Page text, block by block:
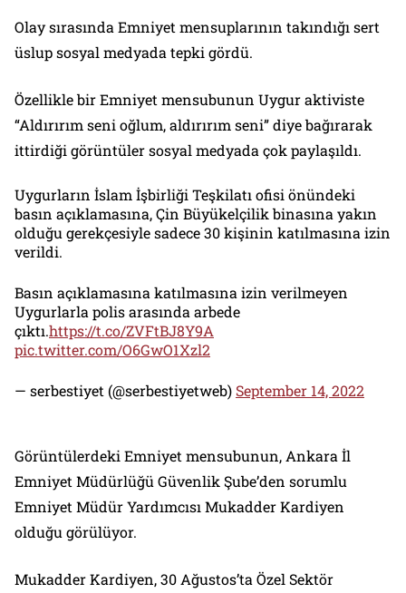
Olay sırasında Emniyet mensuplarının takındığı sert
üslup sosyal medyada tepki gördü.
Özellikle bir Emniyet mensubunun Uygur aktiviste
“Aldırırım seni oğlum, aldırırım seni” diye bağırarak
ittirdiği görüntüler sosyal medyada çok paylaşıldı.
Uygurların İslam İşbirliği Teşkilatı ofisi önündeki
basın açıklamasına, Çin Büyükelçilik binasına yakın
olduğu gerekçesiyle sadece 30 kişinin katılmasına izin
verildi.
Basın açıklamasına katılmasına izin verilmeyen
Uygurlarla polis arasında arbede
çıktı.https://t.co/ZVFtBJ8Y9A
pic.twitter.com/O6GwO1Xzl2
— serbestiyet (@serbestiyetweb) September 14, 2022
Görüntülerdeki Emniyet mensubunun, Ankara İl
Emniyet Müdürlüğü Güvenlik Şube’den sorumlu
Emniyet Müdür Yardımcısı Mukadder Kardiyen
olduğu görülüyor.
Mukadder Kardiyen, 30 Ağustos’ta Özel Sektör